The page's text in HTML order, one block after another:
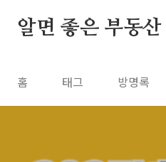
알면 좋은 부동산
홈 태그 방명록